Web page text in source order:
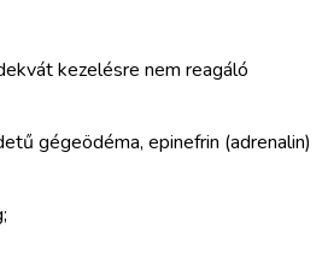
kezelésre nem reagáló
gégeödéma, epinefrin (adrenalin)